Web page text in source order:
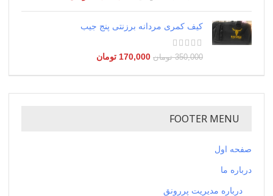
کیف کمری مردانه برزنتی پنج جیب
350,000 تومان 170,000 تومان
FOOTER MENU
صفحه اول
درباره ما
درباره مدیریت پررونق